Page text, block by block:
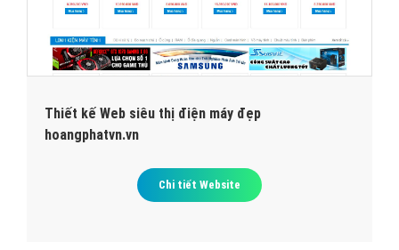
Thiết kế Web siêu thị điện máy đẹp
hoangphatvn.vn
Chi tiết Website